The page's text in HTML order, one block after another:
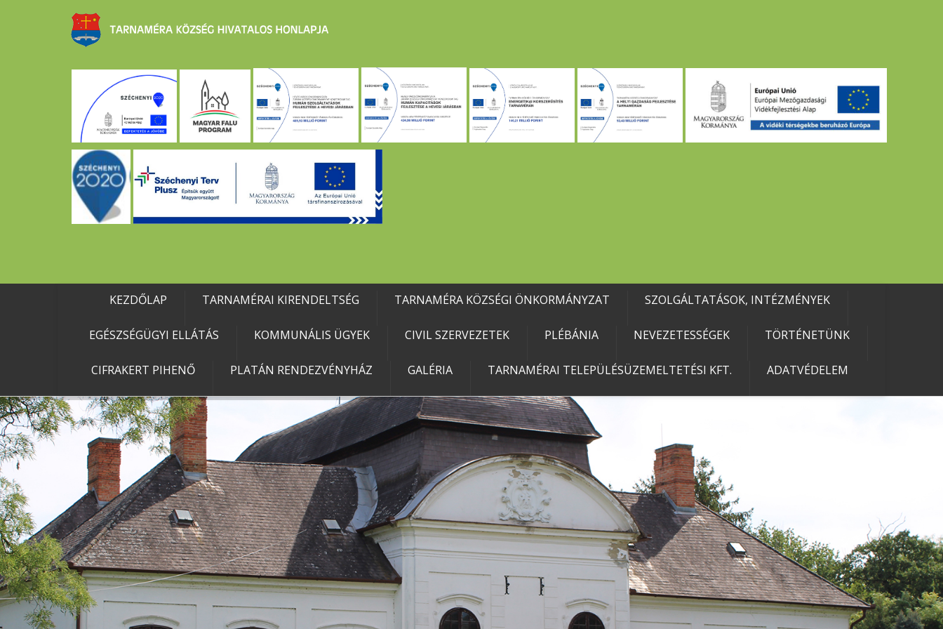
KEZDŐLAP TARNAMÉRAI KIRENDELTSÉG TARNAMÉRA KÖZSÉGI ÖNKORMÁNYZAT SZOLGÁLTATÁSOK, INTÉZMÉNYEK
EGÉSZSÉGÜGYI ELLÁTÁS KOMMUNÁLIS ÜGYEK CIVIL SZERVEZETEK PLÉBÁNIA NEVEZETESSÉGEK TÖRTÉNETÜNK
CIFRAKERT PIHENŐ PLATÁN RENDEZVÉNYHÁZ GALÉRIA TARNAMÉRAI TELEPÜLÉSÜZEMELTETÉSI KFT. ADATVÉDELEM